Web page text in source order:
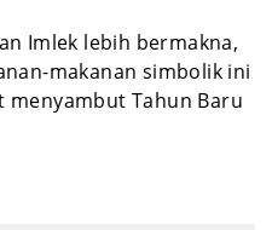
Imlek lebih bermakna,
makanan simbolik ini
menyambut Tahun Baru